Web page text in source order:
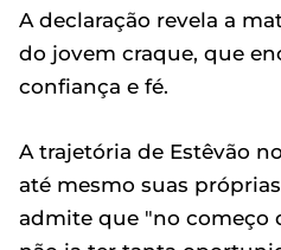
A declaração revela a
do jovem craque, que
confiança e fé.
A trajetória de Estêvão no
até mesmo suas
admite que "no começo